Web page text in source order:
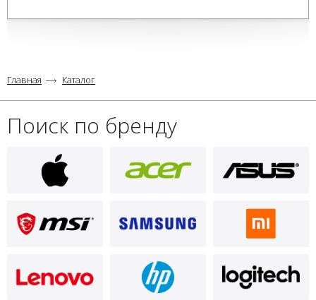
Главная Каталог
Поиск по бренду